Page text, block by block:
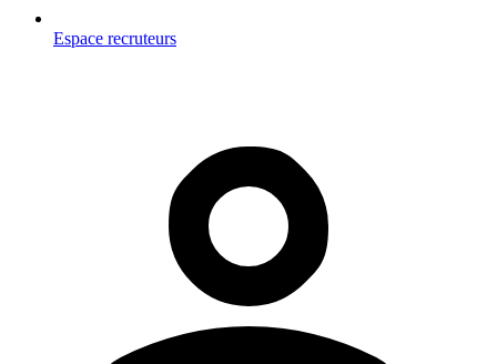
Espace recruteurs